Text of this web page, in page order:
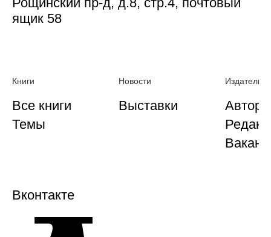
ящик 58
Книги
Все книги
Темы
Новости
Выставки
Вконтакте